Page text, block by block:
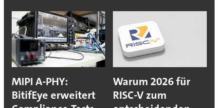
MIPI A-PHY:
BitifEye erweitert
Warum 2026 für
RISC-V zum